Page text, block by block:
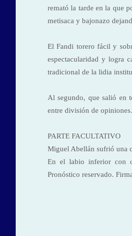
remató la tarde en la que
metisaca y bajonazo
El Fandi torero fácil y
espectacularidad y logra
tradicional de la lidia
Al segundo, que salió en
entre división de
PARTE FACULTATIVO
Miguel Abellán sufrió una
En el labio inferior con
Pronóstico reservado.